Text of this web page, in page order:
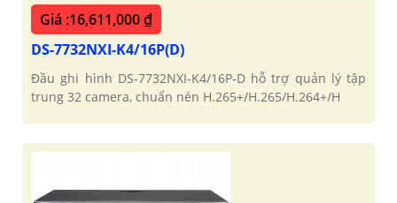
Giá :16,611,000 ₫
DS-7732NXI-K4/16P(D)
Đầu ghi hình DS-7732NXI-K4/16P-D hỗ trợ quản lý tập
trung 32 camera, chuẩn nén H.265+/H.265/H.264+/H